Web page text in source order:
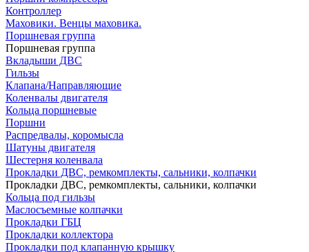
Контроллер
Маховики. Венцы маховика.
Поршневая группа
Поршневая группа
Вкладыши ДВС
Гильзы
Клапана/Направляющие
Коленвалы двигателя
Кольца поршневые
Поршни
Распредвалы, коромысла
Шатуны двигателя
Шестерня коленвала
Прокладки ДВС, ремкомплекты, сальники, колпачки
Прокладки ДВС, ремкомплекты, сальники, колпачки
Кольца под гильзы
Маслосъемные колпачки
Прокладки ГБЦ
Прокладки коллектора
Прокладки под клапанную крышку